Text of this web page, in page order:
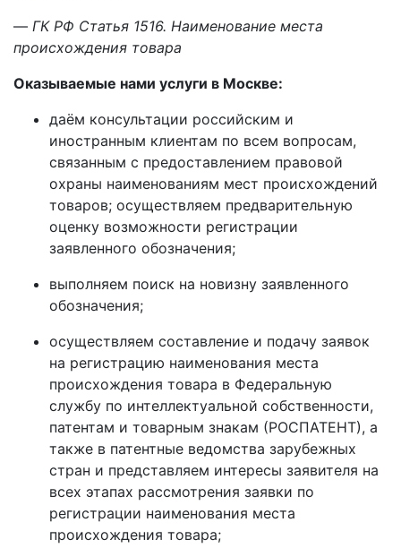
— ГК РФ Статья 1516. Наименование места
происхождения товара
Оказываемые нами услуги в Москве:
даём консультации российским и
иностранным клиентам по всем вопросам,
связанным с предоставлением правовой
охраны наименованиям мест происхождений
товаров; осуществляем предварительную
оценку возможности регистрации
заявленного обозначения;
выполняем поиск на новизну заявленного
обозначения;
осуществляем составление и подачу заявок
на регистрацию наименования места
происхождения товара в Федеральную
службу по интеллектуальной собственности,
патентам и товарным знакам (РОСПАТЕНТ), а
также в патентные ведомства зарубежных
стран и представляем интересы заявителя на
всех этапах рассмотрения заявки по
регистрации наименования места
происхождения товара;